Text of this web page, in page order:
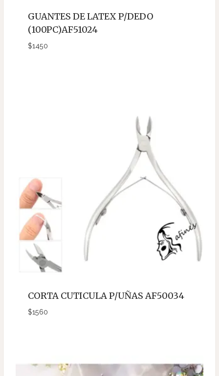
GUANTES DE LATEX P/DEDO
(100PC)AF51024
$1450
CORTA CUTICULA P/UÑAS AF50034
$1560